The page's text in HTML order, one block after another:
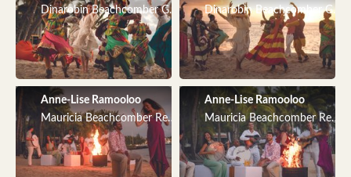
Dinarobin Beachcomber Golf Resort & SpaDinarobin Beachcomber Golf
Anne-Lise Ramooloo
Mauricia Beachcomber Resort & Spa
Anne-Lise Ramooloo
Mauricia Beachcomber